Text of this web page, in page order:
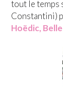
tout le temps
Constantini)
Hoëdic,